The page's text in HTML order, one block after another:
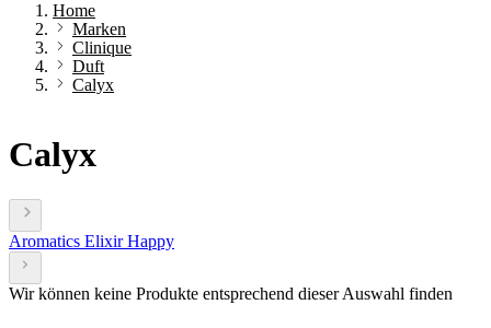
Home
Marken
Clinique
Duft
Calyx
Calyx
Aromatics ElixirHappy
Wir können keine Produkte entsprechend dieser Auswahl finden